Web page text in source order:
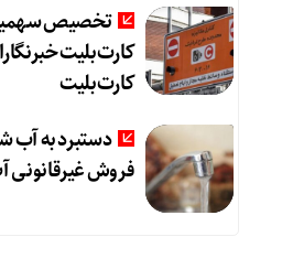
تخصیص
کارت‌بلیت
کارت‌بلیت
دستبرد به آب
فروش غیرقانونی